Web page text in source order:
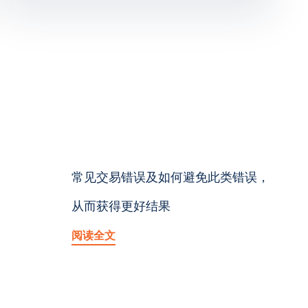
常见交易错误及如何避免此类错误，
从而获得更好结果
阅读全文